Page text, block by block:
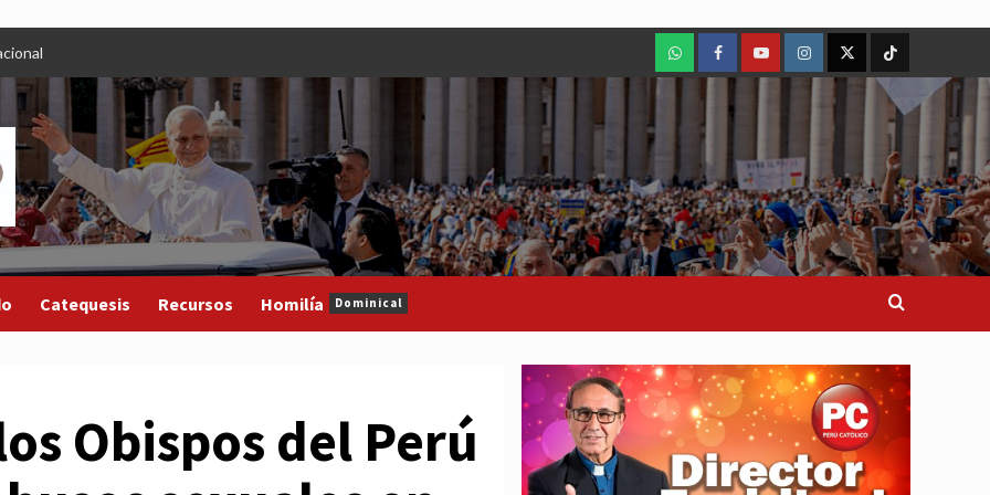
WhatsAppFacebookYoutubeInstagram
X TikTok
Catequesis Recursos Homilía Dominical
Obispos del Perú